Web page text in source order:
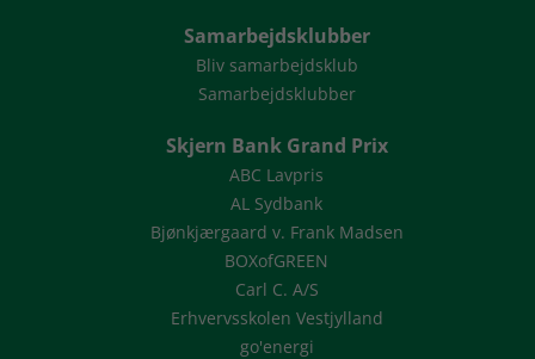
Samarbejdsklubber
Bliv samarbejdsklub
Samarbejdsklubber
Skjern Bank Grand Prix
ABC Lavpris
AL Sydbank
Bjønkjærgaard v. Frank Madsen
BOXofGREEN
Carl C. A/S
Erhvervsskolen Vestjylland
go'energi